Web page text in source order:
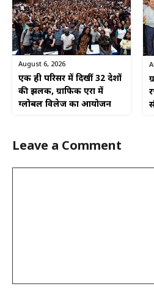
August 6, 2026
एक ही परिसर में दिखीं 32 देशों
की झलक, ग्राफिक एरा में
ग्लोबल विलेज का आयोजन
Leave a Comment